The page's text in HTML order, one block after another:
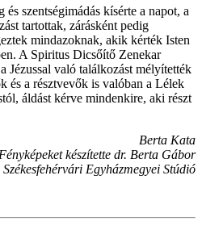
szentségimádás kísérte a napot, a
tartottak, zárásként pedig
mindazoknak, akik kérték Isten
A Spiritus Dicsőítő Zenekar
Jézussal való találkozást mélyítették
és a résztvevők is valóban a Lélek
áldást kérve mindenkire, aki részt
Berta Kata
Fényképeket készítette dr. Berta Gábor
Egyházmegyei Stúdió